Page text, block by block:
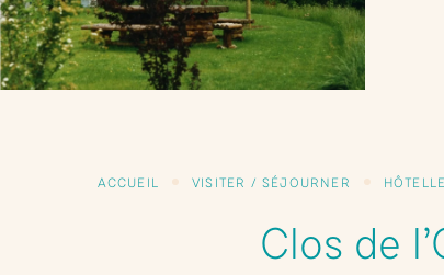
ACCUEIL VISITER / SÉJOURNER
Clos de